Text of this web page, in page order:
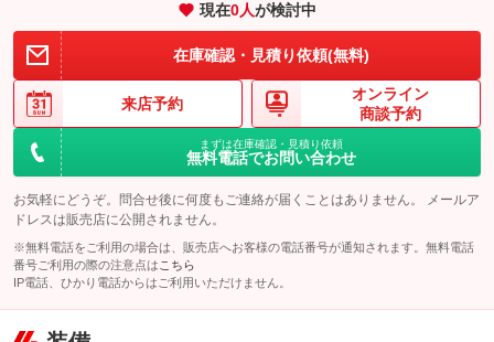
現在0人が検討中
在庫確認・見積り依頼(無料)
来店予約
オンライン
商談予約
まずは在庫確認・見積り依頼
無料電話でお問い合わせ
お気軽にどうぞ。問合せ後に何度もご連絡が届くことはありません。 メールア
ドレスは販売店に公開されません。
※無料電話をご利用の場合は、販売店へお客様の電話番号が通知されます。無料電話
番号ご利用の際の注意点は こちら
IP電話、ひかり電話からはご利用いただけません。